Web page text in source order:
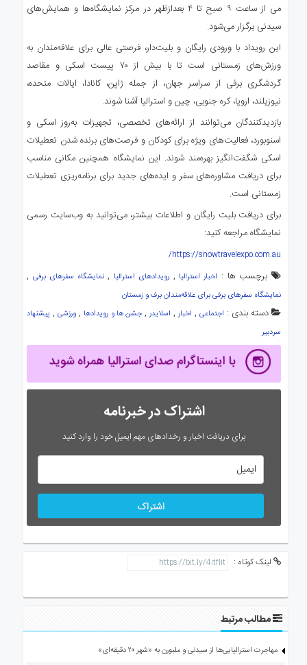
می از ساعت ۹ صبح تا ۴ بعدازظهر در مرکز نمایشگاه‌ها و همایش‌های
سیدنی برگزار می‌شود.
این رویداد با ورودی رایگان و بلیت‌دار، فرصتی عالی برای علاقه‌مندان به
ورزش‌های زمستانی است تا با بیش از ۷۰ پیست اسکی و مقاصد
گردشگری برفی از سراسر جهان، از جمله ژاپن، کانادا، ایالات متحده،
نیوزیلند، اروپا، کره جنوبی، چین و استرالیا آشنا شوند.
بازدیدکنندگان می‌توانند از ارائه‌های تخصصی، تجهیزات به‌روز اسکی و
اسنوبورد، فعالیت‌های ویژه برای کودکان و فرصت‌های برنده شدن تعطیلات
اسکی شگفت‌انگیز بهره‌مند شوند. این نمایشگاه همچنین مکانی مناسب
برای دریافت مشاوره‌های سفر و ایده‌های جدید برای برنامه‌ریزی تعطیلات
زمستانی است.
برای دریافت بلیت رایگان و اطلاعات بیشتر، می‌توانید به وب‌سایت رسمی
نمایشگاه مراجعه کنید:
https://snowtravelexpo.com.au/
برچسب ها : اخبار استرالیا ,رویدادهای استرالیا ,نمایشگاه سفرهای برفی,
نمایشگاه سفرهای برفی برای علاقه‌‌مندان برف و زمستان
دسته بندی : اجتماعی , اخبار, اسلایدر,جشن ها و رویدادها , ورزشی, پیشنهاد
سردبیر
اشتراک در خبرنامه
برای دریافت اخبار و رخدادهای مهم ایمیل خود را وارد کنید
اشتراک
لینک کوتاه :
مطالب مرتبط
مهاجرت استرالیایی‌ها از سیدنی و ملبورن به «شهر ۲۰ دقیقه‌ای»